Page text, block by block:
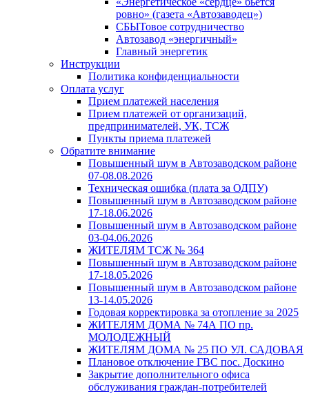
ровно» (газета «Автозаводец»)
СБЫТовое сотрудничество
Автозавод «энергичный»
Главный энергетик
Инструкции
Политика конфиденциальности
Оплата услуг
Прием платежей населения
Прием платежей от организаций,
предпринимателей, УК, ТСЖ
Пункты приема платежей
Обратите внимание
Повышенный шум в Автозаводском районе
07-08.08.2026
Техническая ошибка (плата за ОДПУ)
Повышенный шум в Автозаводском районе
17-18.06.2026
Повышенный шум в Автозаводском районе
03-04.06.2026
ЖИТЕЛЯМ ТСЖ № 364
Повышенный шум в Автозаводском районе
17-18.05.2026
Повышенный шум в Автозаводском районе
13-14.05.2026
Годовая корректировка за отопление за 2025
ЖИТЕЛЯМ ДОМА № 74А ПО пр.
МОЛОДЕЖНЫЙ
ЖИТЕЛЯМ ДОМА № 25 ПО УЛ. САДОВАЯ
Плановое отключение ГВС пос. Доскино
Закрытие дополнительного офиса
обслуживания граждан-потребителей